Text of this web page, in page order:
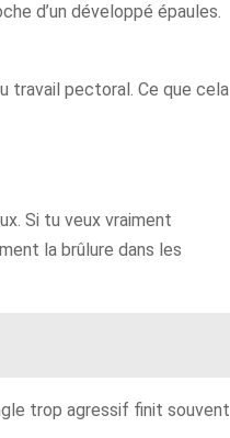
d’un développé épaules.
travail pectoral. Ce que cela
Si tu veux vraiment
la brûlure dans les
trop agressif finit souvent